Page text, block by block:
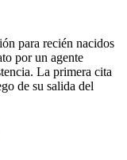
para recién nacidos
por un agente
La primera cita
de su salida del